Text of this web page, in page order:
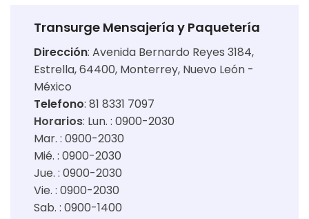
Transurge Mensajería y Paquetería
Dirección: Avenida Bernardo Reyes 3184,
Estrella, 64400, Monterrey, Nuevo León -
México
Telefono: 81 8331 7097
Horarios: Lun. : 0900-2030
Mar. : 0900-2030
Mié. : 0900-2030
Jue. : 0900-2030
Vie. : 0900-2030
Sab. : 0900-1400